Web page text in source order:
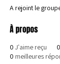
A rejoint le
À propos
0 J'aime reçu 0
0 meilleures